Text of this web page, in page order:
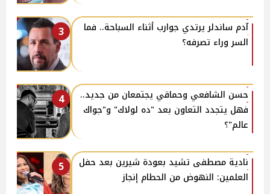
3
آدم ساندلر يرتدي جوارب أثناء السباحة.. فما
السر وراء تصرفه؟
4
حسن الشافعي وحماقي يجتمعان من جديد..
فهل يتجدد التعاون بعد "ده لولاك" و"جواك
عالم"؟
5
نادية مصطفى تشيد بعودة شيرين بعد حفل
العلمين: النهوض من الحطام إنجاز